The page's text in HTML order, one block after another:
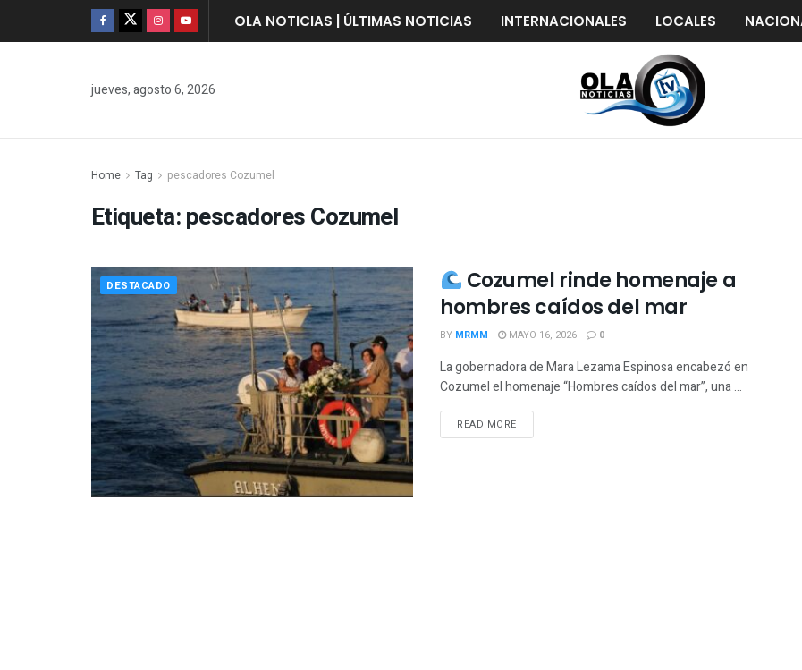
OLA NOTICIAS | ÚLTIMAS NOTICIAS INTERNACIONALES LOCALES
jueves, agosto 6, 2026
Home Tag pescadores Cozumel
Etiqueta:pescadores Cozumel
DESTACADO
Cozumel rinde homenaje a
hombres caídos del mar
BY MRMM MAYO 16, 2026 0
La gobernadora de Mara Lezama Espinosa encabezó en
Cozumel el homenaje “Hombres caídos del mar”, una ...
READ MORE